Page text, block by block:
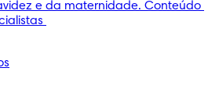
e da maternidade. Conteúdo